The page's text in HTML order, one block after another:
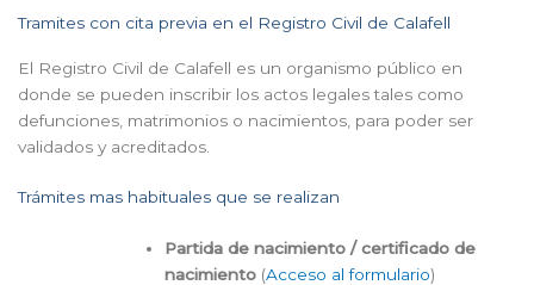
Tramites con cita previa en el Registro Civil de Calafell
El Registro Civil de Calafell es un organismo público en
donde se pueden inscribir los actos legales tales como
defunciones, matrimonios o nacimientos, para poder ser
validados y acreditados.
Trámites mas habituales que se realizan
Partida de nacimiento / certificado de
nacimiento (Acceso al formulario)